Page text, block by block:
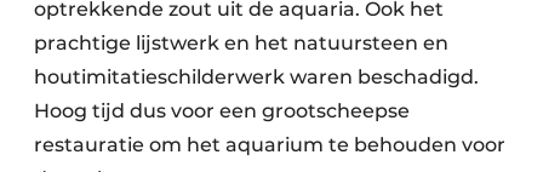
optrekkende zout uit de aquaria. Ook het
prachtige lijstwerk en het natuursteen en
houtimitatieschilderwerk waren beschadigd.
Hoog tijd dus voor een grootscheepse
restauratie om het aquarium te behouden voor